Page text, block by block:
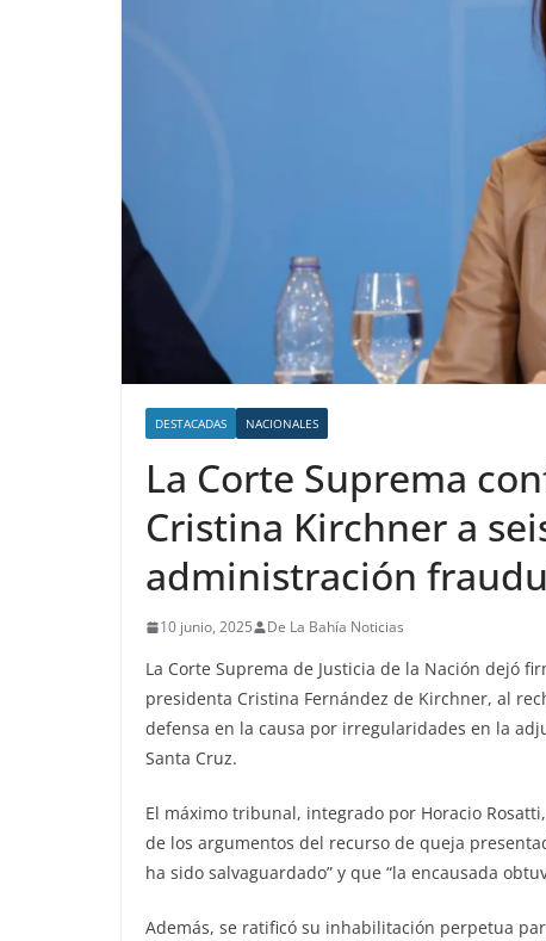
DESTACADAS NACIONALES
La Corte Suprema
Cristina Kirchner a
administración
10 junio, 2025 De La Bahía Noticias
La Corte Suprema de Justicia de la Nación dejó
presidenta Cristina Fernández de Kirchner, al
defensa en la causa por irregularidades en la
Santa Cruz.
El máximo tribunal, integrado por Horacio
de los argumentos del recurso de queja
ha sido salvaguardado” y que “la encausada
Además, se ratificó su inhabilitación perpetua